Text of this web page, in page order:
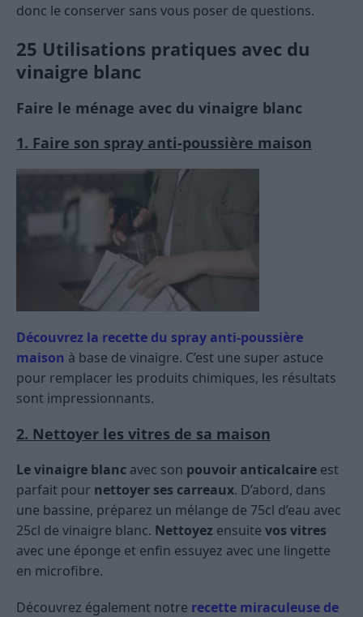
donc le conserver sans vous poser de questions.
25 Utilisations pratiques avec du
vinaigre blanc
Faire le ménage avec du vinaigre blanc
1. Faire son spray anti-poussière maison
Découvrez la recette du spray anti-poussière
maison à base de vinaigre. C’est une super astuce
pour remplacer les produits chimiques, les résultats
sont impressionnants.
2. Nettoyer les vitres de sa maison
Le vinaigre blanc avec son pouvoir anticalcaire est
parfait pour nettoyer ses carreaux. D’abord, dans
une bassine, préparez un mélange de 75cl d’eau avec
25cl de vinaigre blanc. Nettoyez ensuite vos vitres
avec une éponge et enfin essuyez avec une lingette
en microfibre.
Découvrez également notre recette miraculeuse de